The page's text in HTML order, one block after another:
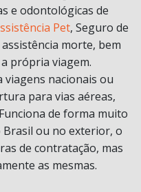
e odontológicas de
Pet, Seguro de
morte, bem
própria viagem.
nacionais ou
para vias aéreas,
de forma muito
Brasil ou no exterior, o
de contratação, mas
as mesmas.